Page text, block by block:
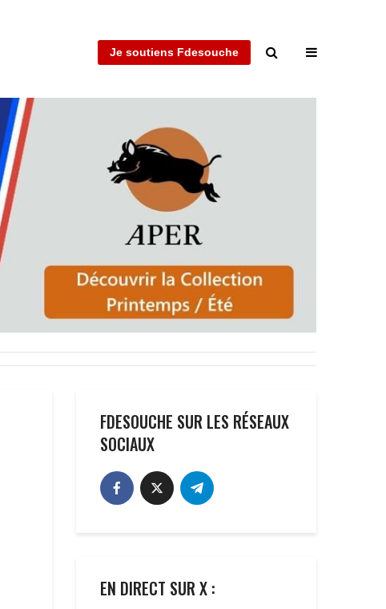
Je soutiens Fdesouche
FDESOUCHE SUR LES RÉSEAUX
SOCIAUX
EN DIRECT SUR X :